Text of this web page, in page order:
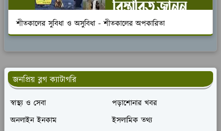
শীতকালের সুবিধা ও অসুবিধা - শীতকালের অপকারিতা
জনপ্রিয় ব্লগ ক্যাটাগরি
স্বাস্থ্য ও সেবা
পড়াশোনার খবর
অনলাইন ইনকাম
ইসলামিক তথ্য